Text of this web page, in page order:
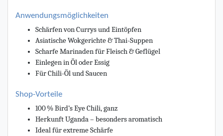
Anwendungsmöglichkeiten
Schärfen von Currys und Eintöpfen
Asiatische Wokgerichte & Thai-Suppen
Scharfe Marinaden für Fleisch & Geflügel
Einlegen in Öl oder Essig
Für Chili-Öl und Saucen
Shop-Vorteile
100 % Bird’s Eye Chili, ganz
Herkunft Uganda – besonders aromatisch
Ideal für extreme Schärfe